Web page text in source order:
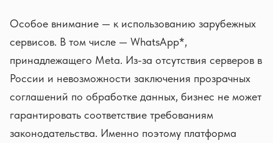
Особое внимание — к использованию зарубежных
сервисов. В том числе — WhatsApp*,
принадлежащего Meta. Из-за отсутствия серверов в
России и невозможности заключения прозрачных
соглашений по обработке данных, бизнес не может
гарантировать соответствие требованиям
законодательства. Именно поэтому платформа